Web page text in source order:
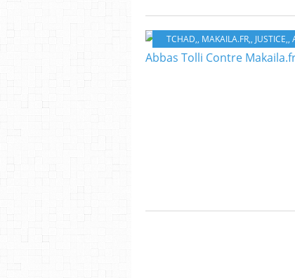
TCHAD,, MAKAILA.FR,, JUSTICE,,